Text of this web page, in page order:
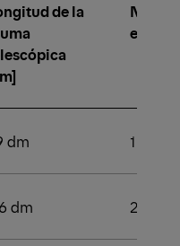
de la
dm 1
dm 2